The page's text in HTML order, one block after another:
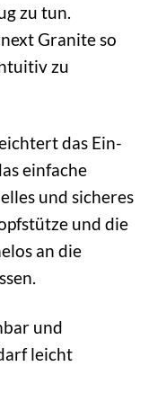
zu tun.
Granite so
zu
das Ein-
einfache
und sicheres
und die
an die
und
leicht